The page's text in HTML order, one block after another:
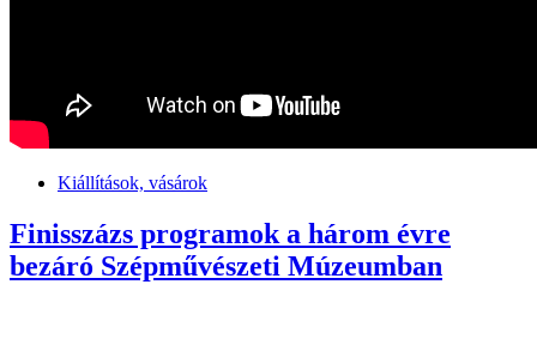
Kiállítások, vásárok
Finisszázs programok a három évre
bezáró Szépművészeti Múzeumban